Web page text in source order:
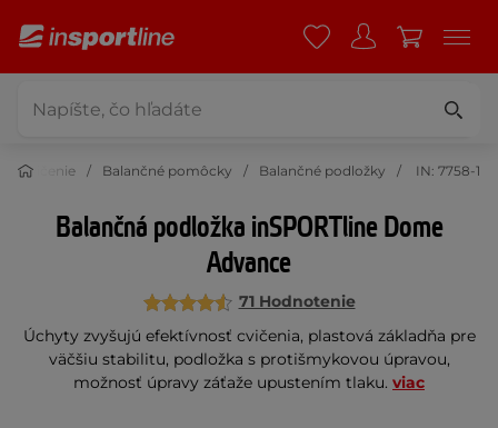
cvičenie Balančné pomôcky Balančné podložky IN: 7758-1
Balančná podložka inSPORTline Dome
Advance
71 Hodnotenie
Úchyty zvyšujú efektívnosť cvičenia, plastová základňa pre
väčšiu stabilitu, podložka s protišmykovou úpravou,
možnosť úpravy záťaže upustením tlaku. viac